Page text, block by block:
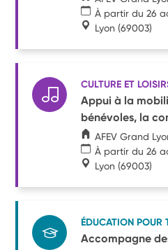
À partir du 26
Lyon (69003)
CULTURE ET
Appui à la
bénévoles, la
AFEV Grand
À partir du 26
Lyon (69003)
ÉDUCATION POUR
Accompagne